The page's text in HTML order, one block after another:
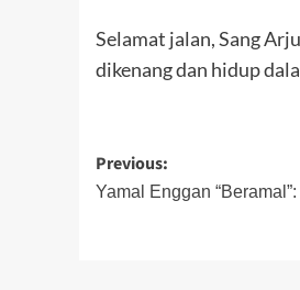
Selamat jalan, Sang
dikenang dan hidup
Post
navigation
Previous:
Yamal Enggan